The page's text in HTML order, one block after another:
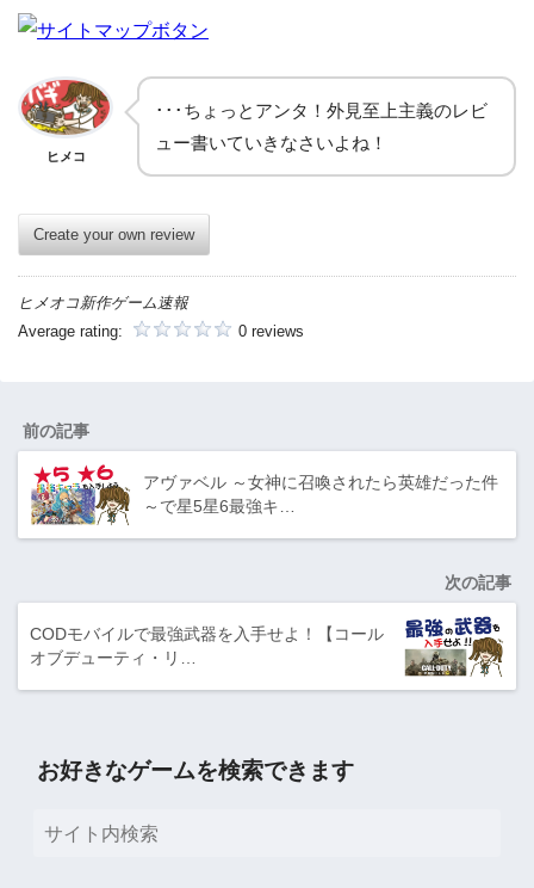
ヒメコ
･･･ちょっとアンタ！外見至上主義のレビ
ュー書いていきなさいよね！
Create your own review
ヒメオコ新作ゲーム速報
Average rating:
0 reviews
前の記事
アヴァベル ～女神に召喚されたら英雄だった件
～で星5星6最強キ…
次の記事
CODモバイルで最強武器を入手せよ！【コール
オブデューティ・リ…
お好きなゲームを検索できます